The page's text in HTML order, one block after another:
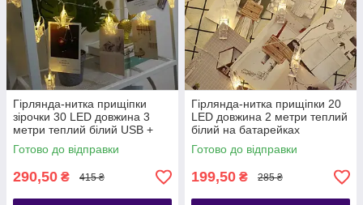
Гірлянда-нитка прищіпки
зірочки 30 LED довжина 3
метри теплий білий USB +
пульт
Готово до відправки
290,50 ₴ 415 ₴
Гірлянда-нитка прищіпки 20
LED довжина 2 метри теплий
білий на батарейках
Готово до відправки
199,50 ₴ 285 ₴